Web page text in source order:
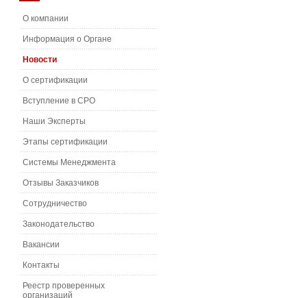
О компании
Информация о Органе
Новости
О сертификации
Вступление в СРО
Наши Эксперты
Этапы сертификации
Системы Менеджмента
Отзывы Заказчиков
Сотрудничество
Законодательство
Вакансии
Контакты
Реестр проверенных
организаций